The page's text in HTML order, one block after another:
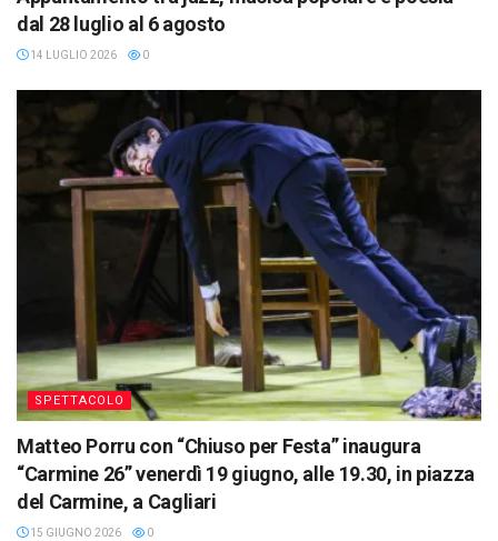
dal 28 luglio al 6 agosto
14 LUGLIO 2026 0
SPETTACOLO
Matteo Porru con “Chiuso per Festa” inaugura
“Carmine 26” venerdì 19 giugno, alle 19.30, in piazza
del Carmine, a Cagliari
15 GIUGNO 2026 0